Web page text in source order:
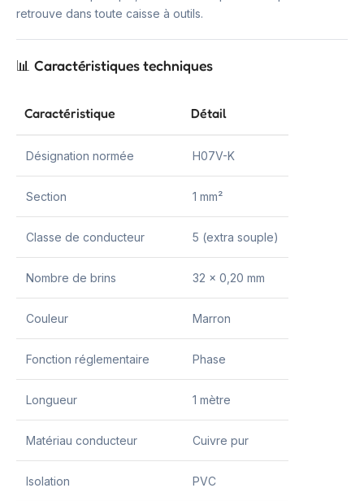
retrouve dans toute caisse à outils.
📊 Caractéristiques techniques
Caractéristique Détail
Désignation normée H07V-K
Section 1 mm²
Classe de conducteur 5 (extra souple)
Nombre de brins 32 x 0,20 mm
Couleur Marron
Fonction réglementaire Phase
Longueur 1 mètre
Matériau conducteur Cuivre pur
Isolation PVC